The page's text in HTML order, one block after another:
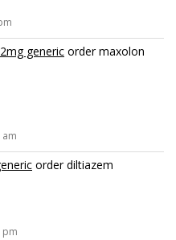
generic order maxolon
order diltiazem
pm